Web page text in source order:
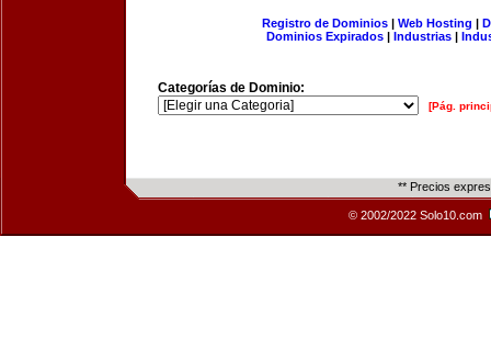
Registro de Dominios| Web Hosting |
Dominios Expirados | Industrias |
Categorías de Dominio:
[Pág.
** Precios
© 2002/2022 Solo10.com